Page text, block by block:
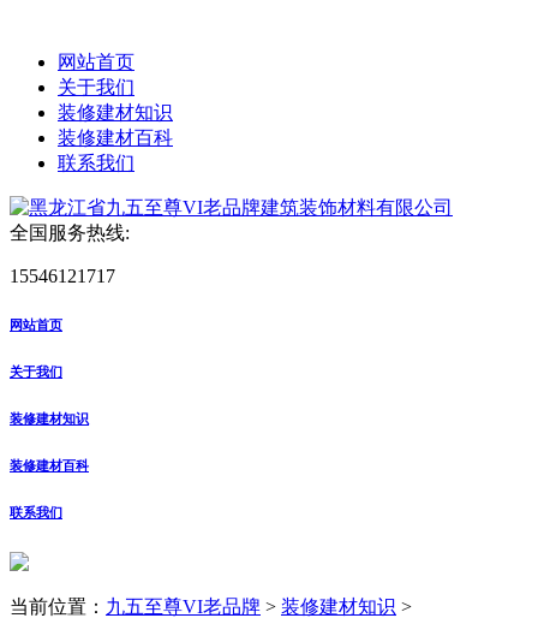
网站首页
关于我们
装修建材知识
装修建材百科
联系我们
全国服务热线:
15546121717
网站首页
关于我们
装修建材知识
装修建材百科
联系我们
当前位置： 九五至尊VI老品牌 > 装修建材知识 >